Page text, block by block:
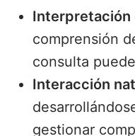
Interpretación
comprensión
consulta
Interacción
gestionar